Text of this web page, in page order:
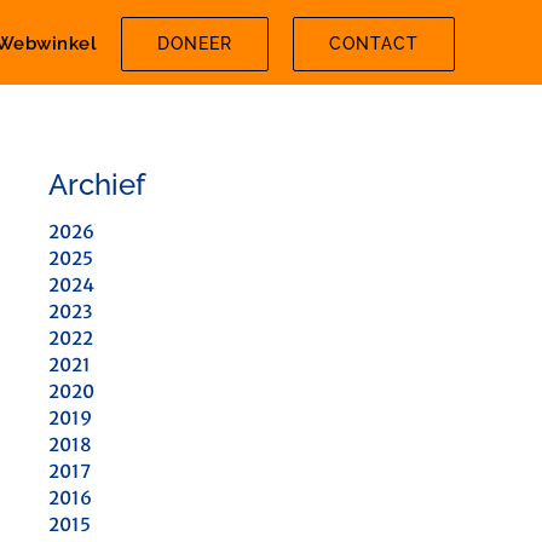
DONEER CONTACT
Archief
2026
2025
2024
2023
2022
2021
2020
2019
2018
2017
2016
2015